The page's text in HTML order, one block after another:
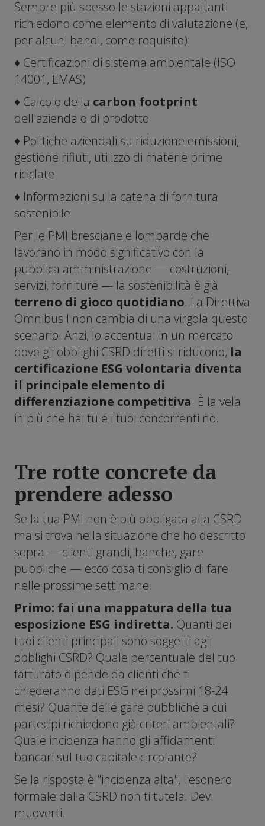
Sempre più spesso le stazioni appaltanti
richiedono come elemento di valutazione (e,
per alcuni bandi, come requisito):
♦ Certificazioni di sistema ambientale (ISO
14001, EMAS)
♦ Calcolo della carbon footprint
dell'azienda o di prodotto
♦ Politiche aziendali su riduzione emissioni,
gestione rifiuti, utilizzo di materie prime
riciclate
♦ Informazioni sulla catena di fornitura
sostenibile
Per le PMI bresciane e lombarde che
lavorano in modo significativo con la
pubblica amministrazione — costruzioni,
servizi, forniture — la sostenibilità è già
terreno di gioco quotidiano. La Direttiva
Omnibus I non cambia di una virgola questo
scenario. Anzi, lo accentua: in un mercato
dove gli obblighi CSRD diretti si riducono, la
certificazione ESG volontaria diventa
il principale elemento di
differenziazione competitiva. È la vela
in più che hai tu e i tuoi concorrenti no.
Tre rotte concrete da
prendere adesso
Se la tua PMI non è più obbligata alla CSRD
ma si trova nella situazione che ho descritto
sopra — clienti grandi, banche, gare
pubbliche — ecco cosa ti consiglio di fare
nelle prossime settimane.
Primo: fai una mappatura della tua
esposizione ESG indiretta. Quanti dei
tuoi clienti principali sono soggetti agli
obblighi CSRD? Quale percentuale del tuo
fatturato dipende da clienti che ti
chiederanno dati ESG nei prossimi 18-24
mesi? Quante delle gare pubbliche a cui
partecipi richiedono già criteri ambientali?
Quale incidenza hanno gli affidamenti
bancari sul tuo capitale circolante?
Se la risposta è "incidenza alta", l'esonero
formale dalla CSRD non ti tutela. Devi
muoverti.